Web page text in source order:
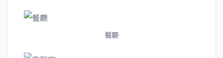
餐廳